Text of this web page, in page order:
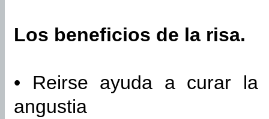
Los beneficios de la risa.
• Reirse ayuda a curar
angustia